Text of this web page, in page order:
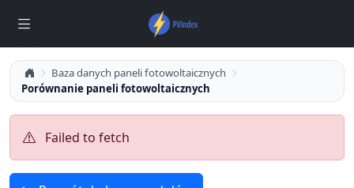
Baza danych paneli fotowoltaicznych
Porównanie paneli fotowoltaicznych
Failed to fetch